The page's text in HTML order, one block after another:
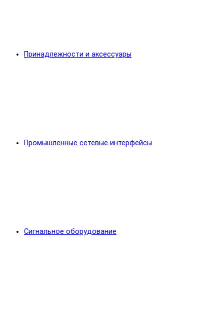
Принадлежности и аксессуары
Промышленные сетевые интерфейсы
Сигнальное оборудование